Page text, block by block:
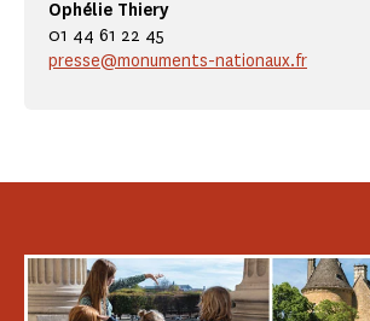
Ophélie Thiery
01 44 61 22 45
presse@monuments-nationaux.fr